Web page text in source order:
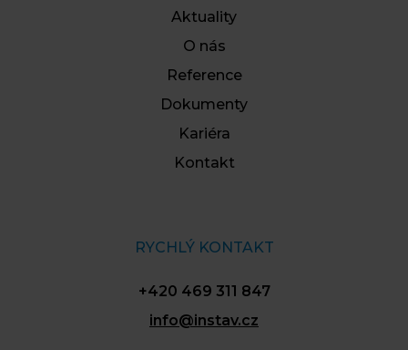
Aktuality
O nás
Reference
Dokumenty
Kariéra
Kontakt
RYCHLÝ KONTAKT
+420 469 311 847
info@instav.cz